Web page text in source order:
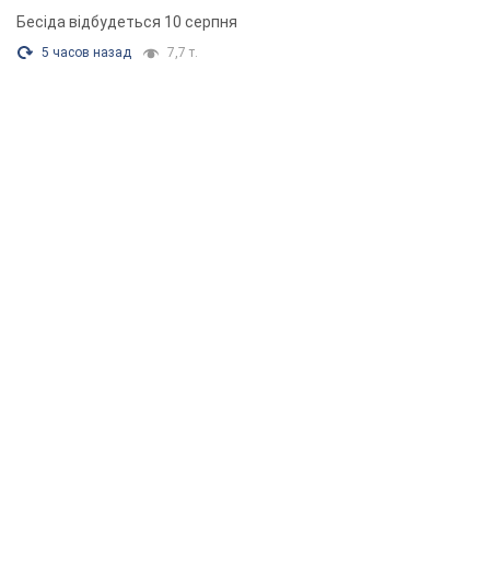
Бесіда відбудеться 10 серпня
5 часов назад 7,7 т.